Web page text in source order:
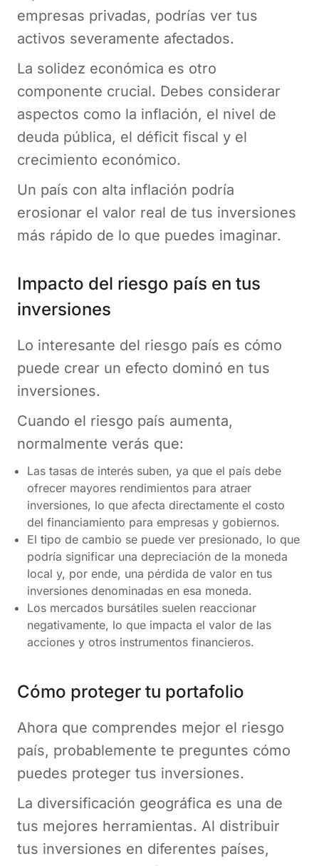
empresas privadas, podrías ver tus
activos severamente afectados.
La solidez económica es otro
componente crucial. Debes considerar
aspectos como la inflación, el nivel de
deuda pública, el déficit fiscal y el
crecimiento económico.
Un país con alta inflación podría
erosionar el valor real de tus inversiones
más rápido de lo que puedes imaginar.
Impacto del riesgo país en tus
inversiones
Lo interesante del riesgo país es cómo
puede crear un efecto dominó en tus
inversiones.
Cuando el riesgo país aumenta,
normalmente verás que:
Las tasas de interés suben, ya que el país debe
ofrecer mayores rendimientos para atraer
inversiones, lo que afecta directamente el costo
del financiamiento para empresas y gobiernos.
El tipo de cambio se puede ver presionado, lo que
podría significar una depreciación de la moneda
local y, por ende, una pérdida de valor en tus
inversiones denominadas en esa moneda.
Los mercados bursátiles suelen reaccionar
negativamente, lo que impacta el valor de las
acciones y otros instrumentos financieros.
Cómo proteger tu portafolio
Ahora que comprendes mejor el riesgo
país, probablemente te preguntes cómo
puedes proteger tus inversiones.
La diversificación geográfica es una de
tus mejores herramientas. Al distribuir
tus inversiones en diferentes países,